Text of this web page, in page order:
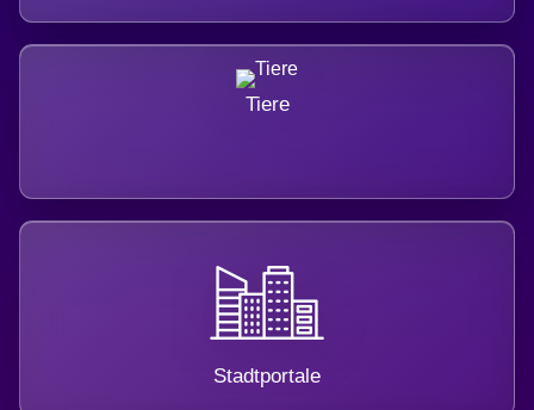
Tiere
Stadtportale